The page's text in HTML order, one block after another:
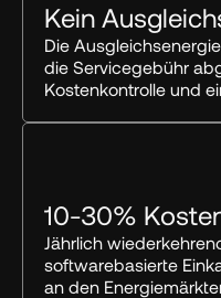
Kein
Die
die Servicegebühr
Kostenkontrolle und
10-30%
Jährlich
softwarebasierte
an den